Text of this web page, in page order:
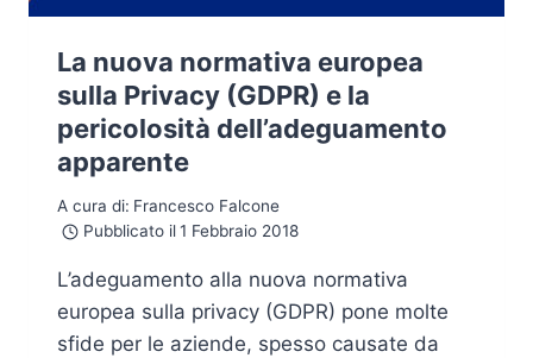
La nuova normativa europea
sulla Privacy (GDPR) e la
pericolosità dell’adeguamento
apparente
A cura di: Francesco Falcone
Pubblicato il 1 Febbraio 2018
L’adeguamento alla nuova normativa
europea sulla privacy (GDPR) pone molte
sfide per le aziende, spesso causate da